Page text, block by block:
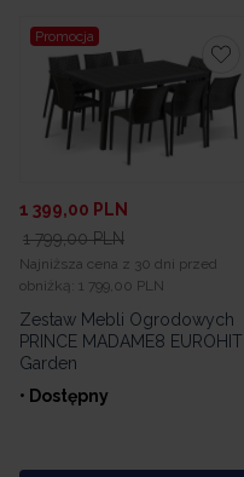
Promocja
1 399,00 PLN
1 799,00 PLN
Najniższa cena z 30 dni przed
obniżką: 1 799,00 PLN
Zestaw Mebli Ogrodowych
PRINCE MADAME8 EUROHIT
Garden
• Dostępny